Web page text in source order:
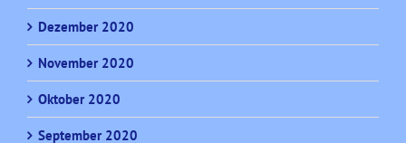
Dezember 2020
November 2020
Oktober 2020
September 2020